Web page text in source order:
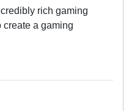
rich gaming
create a gaming